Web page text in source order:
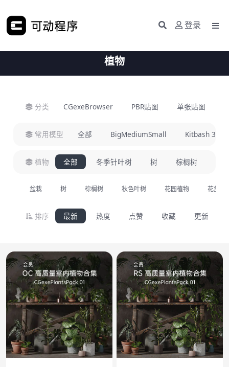
登录
植物
分类 CGexeBrowser PBR贴图 单张贴图
常用模型 全部 BigMediumSmall Kitbash 3D
植物 全部 冬季针叶树 树 棕榈树
盆栽 树 棕榈树 秋色叶树 花园植物 花盆栽
排序 最新 热度 点赞 收藏 更新
会员 会员